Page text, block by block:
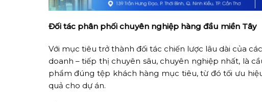
Đối tác phân phối chuyên nghiệp hàng đầu miền Tây
Với mục tiêu trở thành đối tác chiến lược lâu dài của
doanh – tiếp thị chuyên sâu, chuyên nghiệp nhất, là
phẩm đúng tệp khách hàng mục tiêu, từ đó tối ưu
quả cho dự án.